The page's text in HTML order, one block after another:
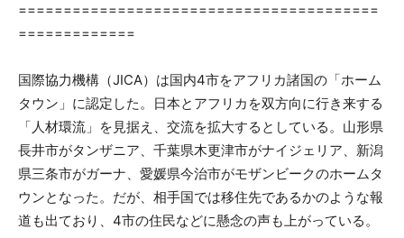
========================================
=============
国際協力機構（JICA）は国内4市をアフリカ諸国の「ホーム
タウン」に認定した。日本とアフリカを双方向に行き来する
「人材環流」を見据え、交流を拡大するとしている。山形県
長井市がタンザニア、千葉県木更津市がナイジェリア、新潟
県三条市がガーナ、愛媛県今治市がモザンビークのホームタ
ウンとなった。だが、相手国では移住先であるかのような報
道も出ており、4市の住民などに懸念の声も上がっている。